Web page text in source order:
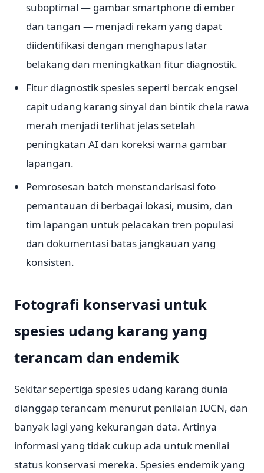
suboptimal — gambar smartphone di ember
dan tangan — menjadi rekam yang dapat
diidentifikasi dengan menghapus latar
belakang dan meningkatkan fitur diagnostik.
Fitur diagnostik spesies seperti bercak engsel
capit udang karang sinyal dan bintik chela rawa
merah menjadi terlihat jelas setelah
peningkatan AI dan koreksi warna gambar
lapangan.
Pemrosesan batch menstandarisasi foto
pemantauan di berbagai lokasi, musim, dan
tim lapangan untuk pelacakan tren populasi
dan dokumentasi batas jangkauan yang
konsisten.
Fotografi konservasi untuk
spesies udang karang yang
terancam dan endemik
Sekitar sepertiga spesies udang karang dunia
dianggap terancam menurut penilaian IUCN, dan
banyak lagi yang kekurangan data. Artinya
informasi yang tidak cukup ada untuk menilai
status konservasi mereka. Spesies endemik yang